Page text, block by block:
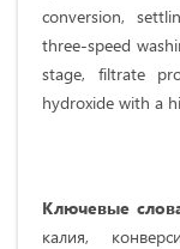
conversion,
three-speed
stage, filtrate
hydroxide with a
Ключевые
калия,